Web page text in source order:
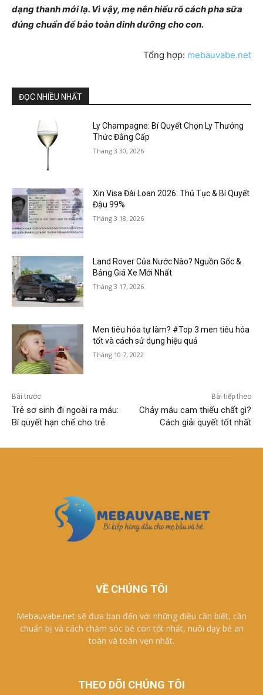
dạng thanh mới lạ. Vì vậy, mẹ nên hiểu rõ cách pha sữa
đúng chuẩn để bảo toàn dinh dưỡng cho con.
Tổng hợp: mebauvabe.net
ĐỌC NHIỀU NHẤT
Ly Champagne: Bí Quyết Chọn Ly Thưởng
Thức Đẳng Cấp
Tháng 3 30, 2026
Xin Visa Đài Loan 2026: Thủ Tục & Bí Quyết
Đậu 99%
Tháng 3 18, 2026
Land Rover Của Nước Nào? Nguồn Gốc &
Bảng Giá Xe Mới Nhất
Tháng 3 17, 2026
Men tiêu hóa tự làm? #Top 3 men tiêu hóa
tốt và cách sử dụng hiệu quả
Tháng 10 7, 2022
Bài trước
Trẻ sơ sinh đi ngoài ra máu:
Bí quyết hạn chế cho trẻ
Bài tiếp theo
Chảy máu cam thiếu chất gì?
Cách giải quyết tốt nhất
VỀ CHÚNG TÔI
Mebauvabe.net sẽ đưa bạn đến với những điều cần biết, cần
chuẩn bị và cách chăm sóc bé con tốt nhất, nuôi dạy bé an
toàn và toàn vẹn nhất.
THEO DÕI CHÚNG TÔI